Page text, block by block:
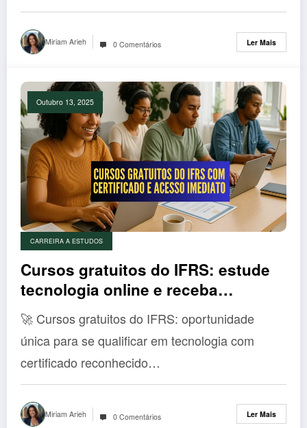
Miriam Arieh 0 Comentários Ler Mais
Outubro 13, 2025
CARREIRA A ESTUDOS
Cursos gratuitos do IFRS: estude
tecnologia online e receba
certificado reconhecido sem pagar
nada!
🚀 Cursos gratuitos do IFRS: oportunidade
única para se qualificar em tecnologia com
certificado reconhecido…
Miriam Arieh 0 Comentários Ler Mais